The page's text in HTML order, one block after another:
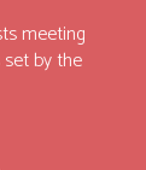
meeting
by the